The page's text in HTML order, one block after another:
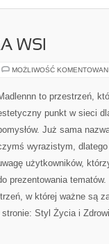
WSI
MOŻLIWOŚĆ
to przestrzeń,
punkt w sieci
Już sama
wyrazistym,
użytkowników,
prezentowania
w której ważne są
Styl Życia i